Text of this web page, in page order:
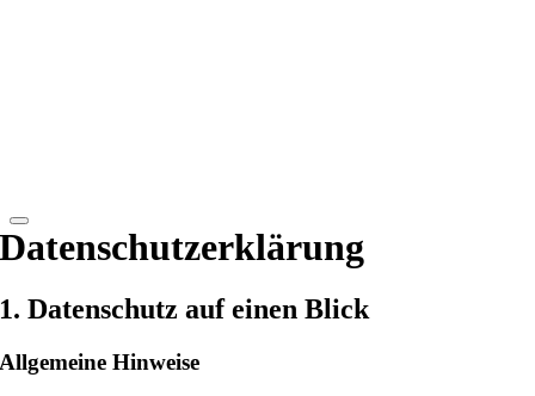
Datenschutzerklärung
1. Datenschutz auf einen Blick
Allgemeine Hinweise